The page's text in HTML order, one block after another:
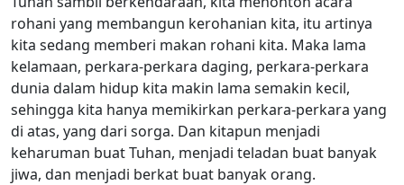
rohani yang membangun kerohanian kita, itu artinya
kita sedang memberi makan rohani kita. Maka lama
kelamaan, perkara-perkara daging, perkara-perkara
dunia dalam hidup kita makin lama semakin kecil,
sehingga kita hanya memikirkan perkara-perkara yang
di atas, yang dari sorga. Dan kitapun menjadi
keharuman buat Tuhan, menjadi teladan buat banyak
jiwa, dan menjadi berkat buat banyak orang.